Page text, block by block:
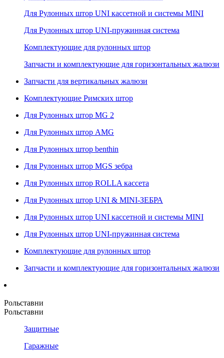
Для Рулонных штор UNI кассетной и системы MINI
Для Рулонных штор UNI-пружинная система
Комплектующие для рулонных штор
Запчасти и комплектующие для горизонтальных жалюзи
Запчасти для вертикальных жалюзи
Комплектующие Римских штор
Для Рулонных штор MG 2
Для Рулонных штор AMG
Для Рулонных штор benthin
Для Рулонных штор MGS зебра
Для Рулонных штор ROLLA кассета
Для Рулонных штор UNI & MINI-ЗЕБРА
Для Рулонных штор UNI кассетной и системы MINI
Для Рулонных штор UNI-пружинная система
Комплектующие для рулонных штор
Запчасти и комплектующие для горизонтальных жалюзи
Рольставни
Рольставни
Защитные
Гаражные